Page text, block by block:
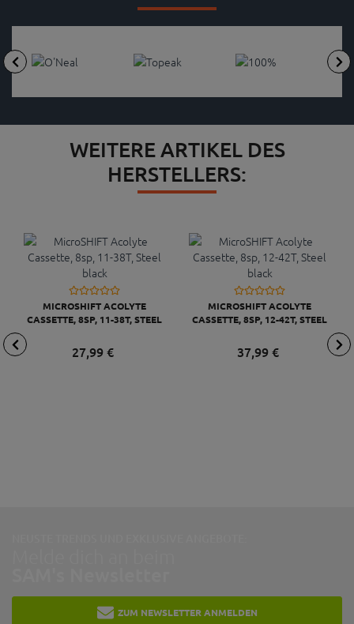
WEITERE ARTIKEL DES
HERSTELLERS:
MICROSHIFT ACOLYTE
CASSETTE, 8SP, 11-38T, STEEL
27,99 €
MICROSHIFT ACOLYTE
CASSETTE, 8SP, 12-42T, STEEL
37,99 €
ZUM NEWSLETTER ANMELDEN